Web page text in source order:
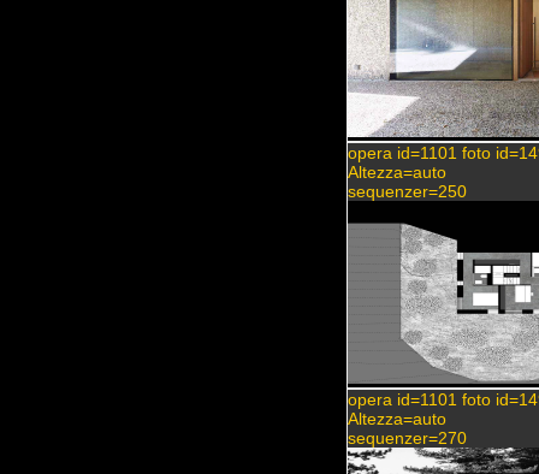
opera id=1101 foto
Altezza=auto
sequenzer=250
opera id=1101 foto
Altezza=auto
sequenzer=270